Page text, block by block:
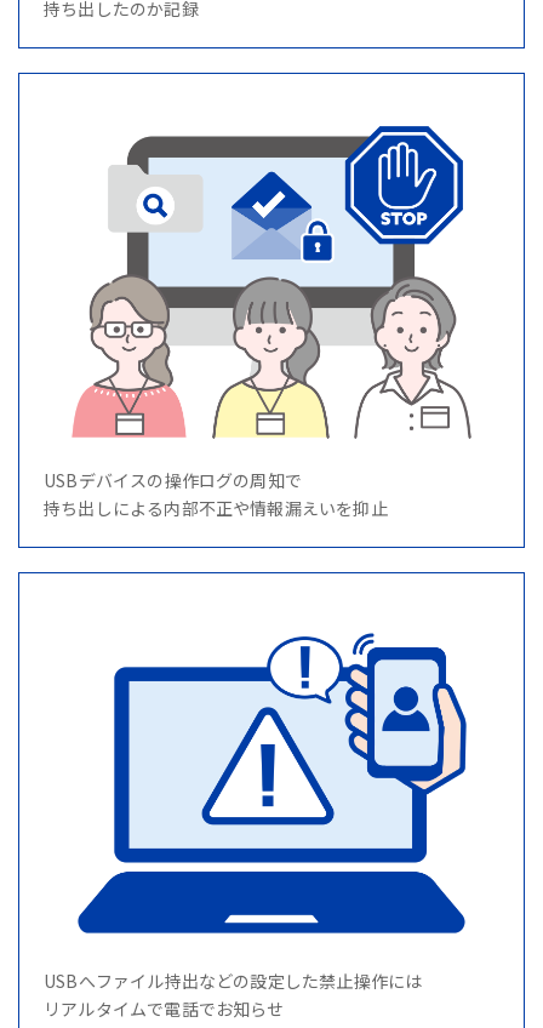
持ち出したのか記録
USBデバイスの操作ログの周知で
持ち出しによる内部不正や情報漏えいを抑止
USBへファイル持出などの設定した禁止操作には
リアルタイムで電話でお知らせ